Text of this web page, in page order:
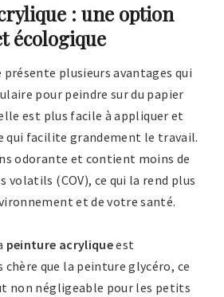
: une option
écologique
plusieurs avantages qui
pour peindre sur du papier
est plus facile à appliquer et
qui facilite grandement le travail.
odorante et contient moins de
volatils (COV), ce qui la rend plus
et de votre santé.
peinture acryliqueest
que la peinture glycéro, ce
non négligeable pour les petits